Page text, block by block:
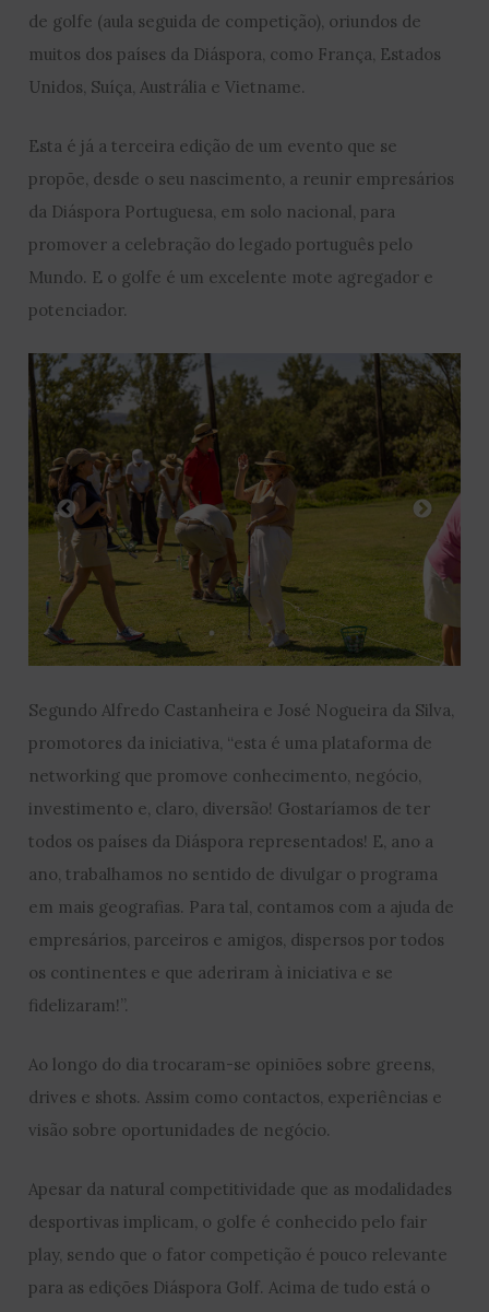
de golfe (aula seguida de competição), oriundos de
muitos dos países da Diáspora, como França, Estados
Unidos, Suíça, Austrália e Vietname.
Esta é já a terceira edição de um evento que se
propõe, desde o seu nascimento, a reunir empresários
da Diáspora Portuguesa, em solo nacional, para
promover a celebração do legado português pelo
Mundo. E o golfe é um excelente mote agregador e
potenciador.
Segundo Alfredo Castanheira e José Nogueira da Silva,
promotores da iniciativa, “esta é uma plataforma de
networking que promove conhecimento, negócio,
investimento e, claro, diversão! Gostaríamos de ter
todos os países da Diáspora representados! E, ano a
ano, trabalhamos no sentido de divulgar o programa
em mais geografias. Para tal, contamos com a ajuda de
empresários, parceiros e amigos, dispersos por todos
os continentes e que aderiram à iniciativa e se
fidelizaram!”.
Ao longo do dia trocaram-se opiniões sobre greens,
drives e shots. Assim como contactos, experiências e
visão sobre oportunidades de negócio.
Apesar da natural competitividade que as modalidades
desportivas implicam, o golfe é conhecido pelo fair
play, sendo que o fator competição é pouco relevante
para as edições Diáspora Golf. Acima de tudo está o